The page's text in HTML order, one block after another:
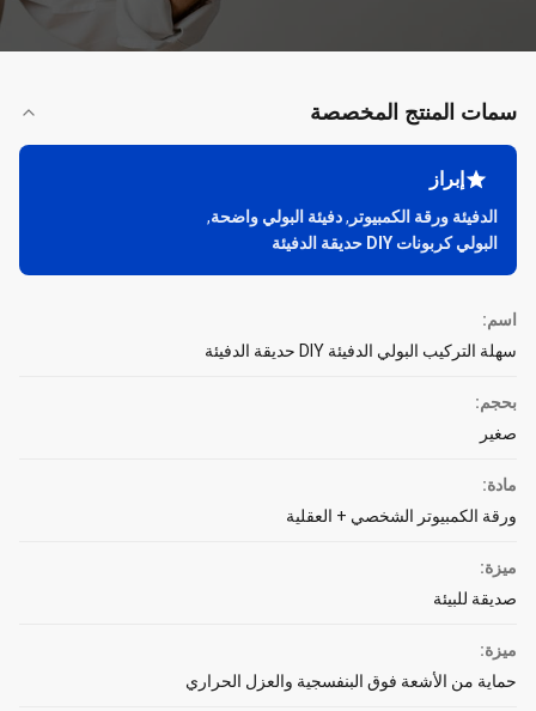
سمات المنتج المخصصة
إبراز
الدفيئة ورقة الكمبيوتر ,دفيئة البولي واضحة,
البولي كربونات DIY حديقة الدفيئة
اسم:
سهلة التركيب البولي الدفيئة DIY حديقة الدفيئة
بحجم:
صغير
مادة:
ورقة الكمبيوتر الشخصي + العقلية
ميزة:
صديقة للبيئة
ميزة:
حماية من الأشعة فوق البنفسجية والعزل الحراري